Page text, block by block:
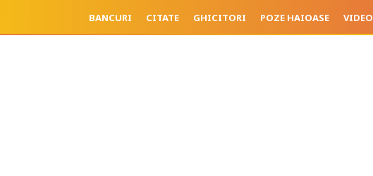
BANCURI CITATE GHICITORI POZE HAIOASE VIDEO